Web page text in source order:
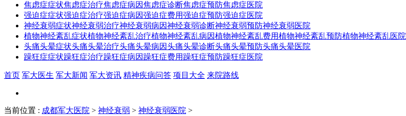
焦虑症症状焦虑症治疗焦虑症病因焦虑症诊断焦虑症预防焦虑症医院
强迫症症状强迫症治疗强迫症病因强迫症费用强迫症预防强迫症医院
神经衰弱症状神经衰弱治疗神经衰弱病因神经衰弱诊断神经衰弱预防神经衰弱医院
植物神经紊乱症状植物神经紊乱治疗植物神经紊乱病因植物神经紊乱费用植物神经紊乱预防植物神经紊乱医院
头痛头晕症状头痛头晕治疗头痛头晕病因头痛头晕诊断头痛头晕预防头痛头晕医院
躁狂症症状躁狂症治疗躁狂症病因 躁狂症费用 躁狂症预防躁狂症医院
首页 军大医生 军大新闻 军大资讯 精神疾病问答 项目大全 来院路线
当前位置 : 成都军大医院 > 神经衰弱 > 神经衰弱医院 >